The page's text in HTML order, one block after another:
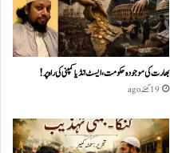
بھارت کی موجودہ حکومت،ایسٹ انڈیا کمپنی کی راہ پر!
19 گھنٹے ago